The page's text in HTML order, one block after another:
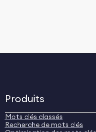
Produits
Mots clés classés
Recherche de mots clés